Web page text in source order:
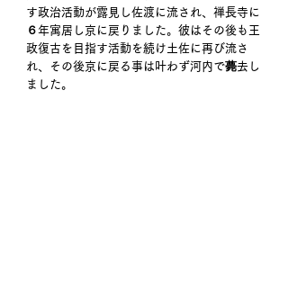
す政治活動が露見し佐渡に流され、禅長寺に
６年寓居し京に戻りました。彼はその後も王
政復古を目指す活動を続け土佐に再び流さ
れ、その後京に戻る事は叶わず河内で薨去し
ました。